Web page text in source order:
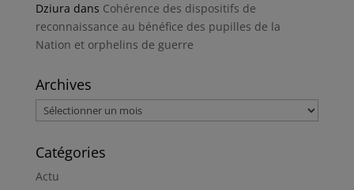
Dziura dans Cohérence des dispositifs de
reconnaissance au bénéfice des pupilles de la
Nation et orphelins de guerre
Archives
Archives
Catégories
Actu